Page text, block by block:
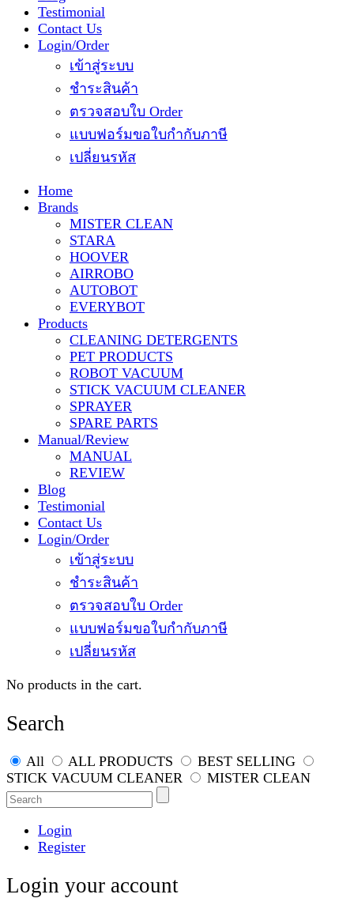
Testimonial
Contact Us
Login/Order
เข้าสู่ระบบ
ชำระสินค้า
ตรวจสอบใบ Order
แบบฟอร์มขอใบกำกับภาษี
เปลี่ยนรหัส
Home
Brands
MISTER CLEAN
STARA
HOOVER
AIRROBO
AUTOBOT
EVERYBOT
Products
CLEANING DETERGENTS
PET PRODUCTS
ROBOT VACUUM
STICK VACUUM CLEANER
SPRAYER
SPARE PARTS
Manual/Review
MANUAL
REVIEW
Blog
Testimonial
Contact Us
Login/Order
เข้าสู่ระบบ
ชำระสินค้า
ตรวจสอบใบ Order
แบบฟอร์มขอใบกำกับภาษี
เปลี่ยนรหัส
No products in the cart.
Search
All ALL PRODUCTS
BEST SELLING
STICK VACUUM CLEANER
MISTER CLEAN
Login
Register
Login your account